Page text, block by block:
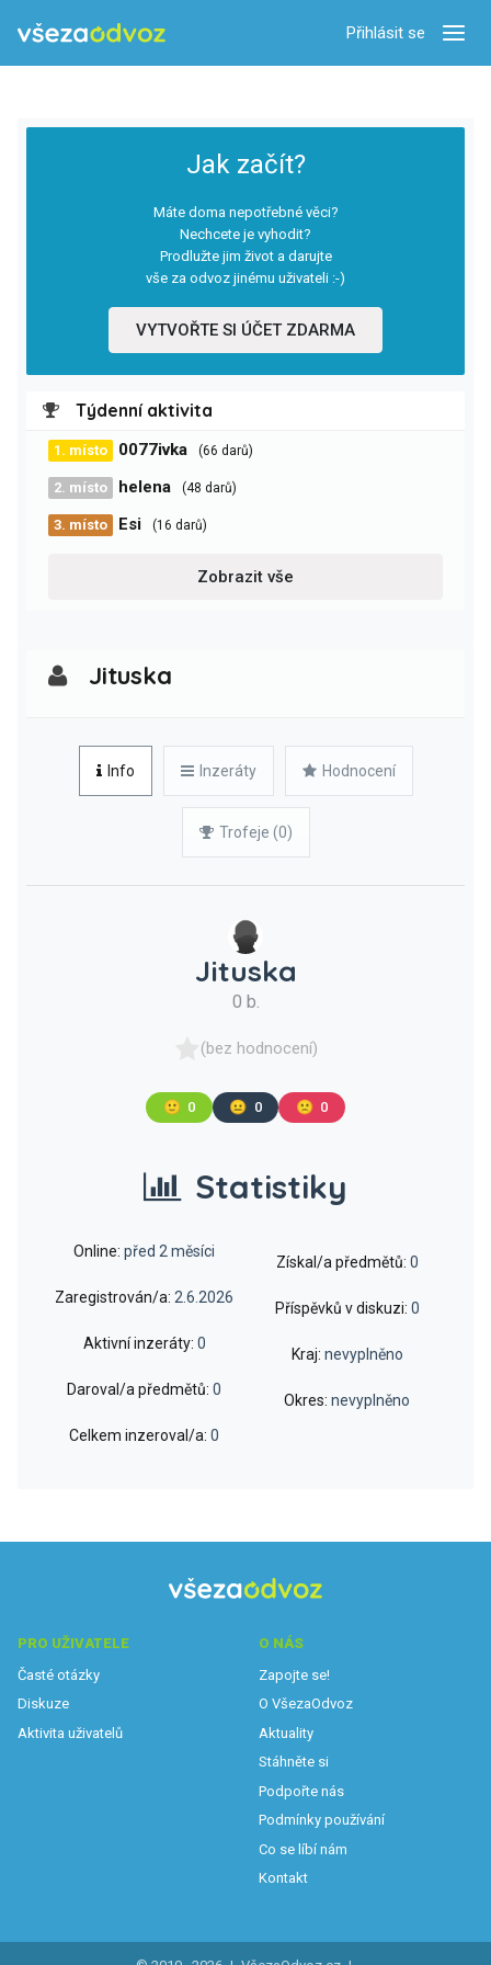
Přihlásit se
Jak začít?
Máte doma nepotřebné věci?
Nechcete je vyhodit?
Prodlužte jim život a darujte
vše za odvoz jinému uživateli :-)
VYTVOŘTE SI ÚČET ZDARMA
Týdenní aktivita
1. místo 0077ivka (66 darů)
2. místo helena (48 darů)
3. místo Esi (16 darů)
Zobrazit vše
Jituska
Info Inzeráty Hodnocení
Trofeje (0)
Jituska
0 b.
(bez hodnocení)
🙂 0 😐 0 🙁 0
Statistiky
Online: před 2 měsíci
Zaregistrován/a: 2.6.2026
Aktivní inzeráty: 0
Daroval/a předmětů: 0
Celkem inzeroval/a: 0
Získal/a předmětů: 0
Příspěvků v diskuzi: 0
Kraj: nevyplněno
Okres: nevyplněno
PRO UŽIVATELE
Časté otázky
Diskuze
Aktivita uživatelů
O NÁS
Zapojte se!
O VšezaOdvoz
Aktuality
Stáhněte si
Podpořte nás
Podmínky používání
Co se líbí nám
Kontakt